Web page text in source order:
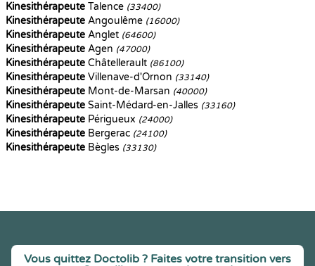
Kinesithérapeute Talence (33400)
Kinesithérapeute Angoulême (16000)
Kinesithérapeute Anglet (64600)
Kinesithérapeute Agen (47000)
Kinesithérapeute Châtellerault (86100)
Kinesithérapeute Villenave-d'Ornon (33140)
Kinesithérapeute Mont-de-Marsan (40000)
Kinesithérapeute Saint-Médard-en-Jalles (33160)
Kinesithérapeute Périgueux (24000)
Kinesithérapeute Bergerac (24100)
Kinesithérapeute Bègles (33130)
Vous quittez Doctolib ? Faites votre transition vers